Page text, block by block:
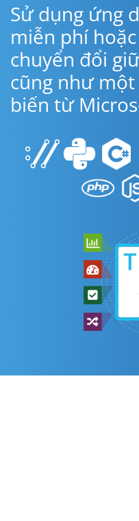
Sử dụng ứng
miễn phí hoặc
chuyển đổi
cũng như
biến từ